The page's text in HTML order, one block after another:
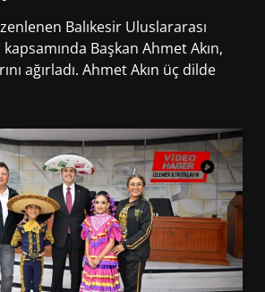
Balıkesir Uluslararası
Başkan Ahmet Akın,
ağırladı. Ahmet Akın üç dilde